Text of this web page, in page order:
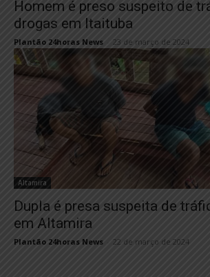
Homem é preso suspeito de
drogas em Itaituba
Plantão 24horas News 23 de março de 2024
Altamira
Dupla é presa suspeita de
em Altamira
Plantão 24horas News 22 de março de 2024